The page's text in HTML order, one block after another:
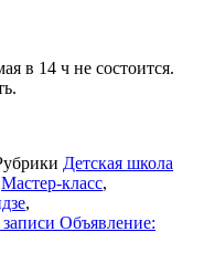
в 14 ч не состоится.
Детская школа
Мастер-класс,
,
записи Объявление: